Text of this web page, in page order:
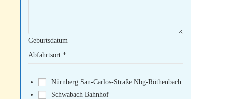
Geburtsdatum
Abfahrtsort *
Nürnberg San-Carlos-Straße Nbg-Röthenbach
Schwabach Bahnhof